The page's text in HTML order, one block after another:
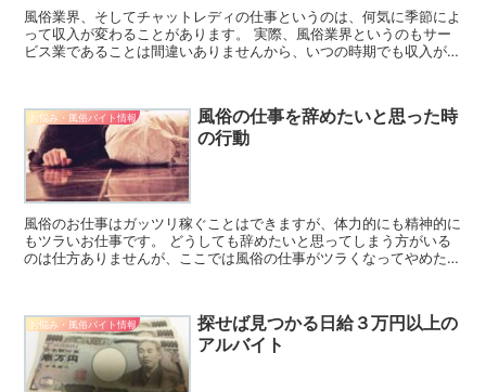
風俗業界、そしてチャットレディの仕事というのは、何気に季節によ
って収入が変わることがあります。 実際、風俗業界というのもサー
ビス業であることは間違いありませんから、いつの時期でも収入がア
お悩み・風俗バイト情報
風俗の仕事を辞めたいと思った時
の行動
風俗のお仕事はガッツリ稼ぐことはできますが、体力的にも精神的に
もツラいお仕事です。 どうしても辞めたいと思ってしまう方がいる
のは仕方ありませんが、ここでは風俗の仕事がツラくなってやめたく
お悩み・風俗バイト情報
探せば見つかる日給３万円以上の
アルバイト